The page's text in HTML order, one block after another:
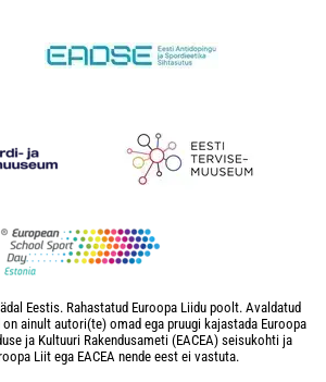
Eestis. Rahastatud Euroopa Liidu poolt. Avaldatud
ainult autori(te) omad ega pruugi kajastada Euroopa
ja Kultuuri Rakendusameti (EACEA) seisukohti ja
Liit ega EACEA nende eest ei vastuta.